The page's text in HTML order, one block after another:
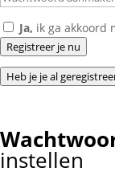
Ja, ik ga akkoord
Registreer je nu
Heb je je al
instellen